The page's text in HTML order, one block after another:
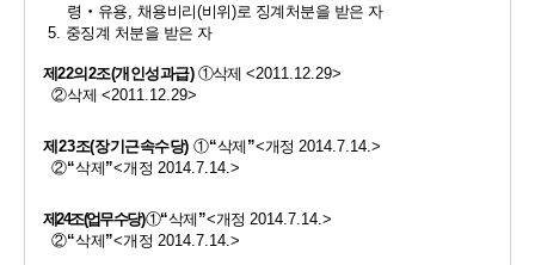
령 ‧ 유용 채용비리(비위)로 징계처분을 받은 자
5. 중징계 처분을 받은 자
제22의2조(개인성과급) ①삭제 <2011.12.29>
②삭제 <2011.12.29>
제23조(장기근속수당) ①“삭제 ”<개정 2014.7.14.>
②“삭제”<개정 2014.7.14.>
제24조(업무수당)①“삭제 ”<개정 2014.7.14.>
②“삭제”<개정 2014.7.14.>